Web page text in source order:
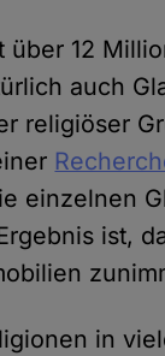
über 12
auch
religiöser
einzelnen
ist,
in